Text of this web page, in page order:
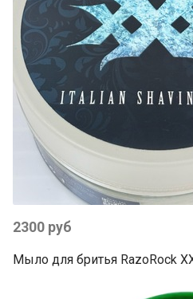
2300 руб
Мыло для бритья RazoRock